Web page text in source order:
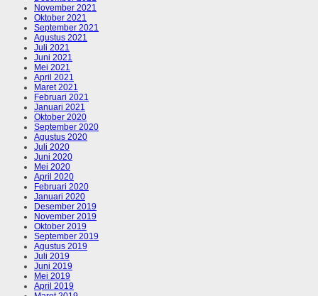
November 2021
Oktober 2021
September 2021
Agustus 2021
Juli 2021
Juni 2021
Mei 2021
April 2021
Maret 2021
Februari 2021
Januari 2021
Oktober 2020
September 2020
Agustus 2020
Juli 2020
Juni 2020
Mei 2020
April 2020
Februari 2020
Januari 2020
Desember 2019
November 2019
Oktober 2019
September 2019
Agustus 2019
Juli 2019
Juni 2019
Mei 2019
April 2019